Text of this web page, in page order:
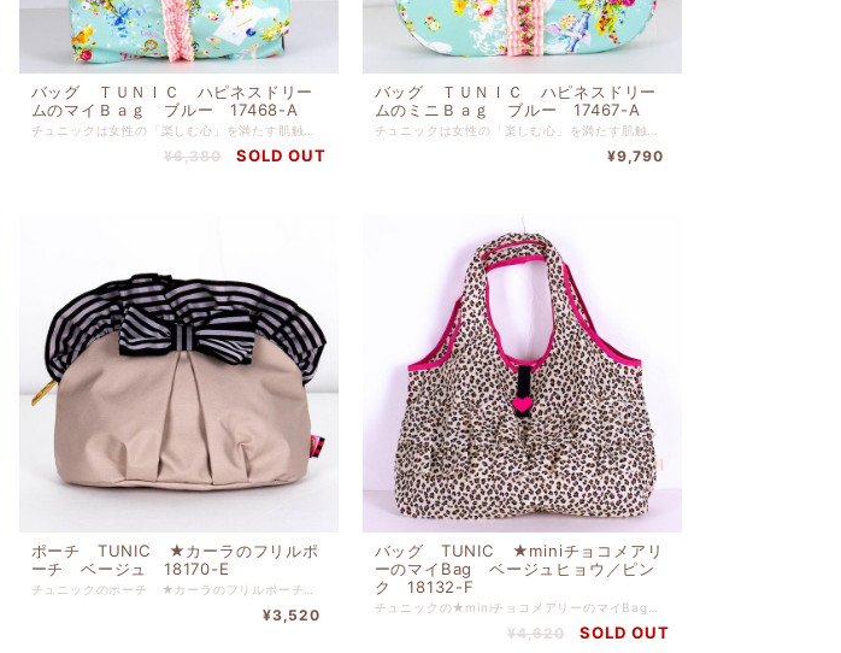
バッグ ＴＵＮＩＣ ハピネスドリー
ムのマイＢａｇ ブルー 17468-A
¥6,380 SOLD OUT
バッグ ＴＵＮＩＣ ハピネスドリー
ムのミニＢａｇ ブルー 17467-A
¥9,790
ポーチ TUNIC ★カーラのフリルポ
ーチ ベージュ 18170-E
¥3,520
バッグ TUNIC ★miniチョコメアリ
ーのマイBag ベージュヒョウ／ピン
ク 18132-F
¥4,620 SOLD OUT